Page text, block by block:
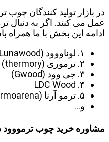
در بازار تولید کنندگان چوب
عمل می کنند. اگر به دنبال
ادامه این بخش با ما همراه
۱. لوناووود (Lunawood)
۲. ترموری (thermory)
۳. جی وود (Gwood)
۴. LDC Wood
۵. ترمو آرنا (Thermoarena)
و…
مشاوره خرید چوب ترمووود